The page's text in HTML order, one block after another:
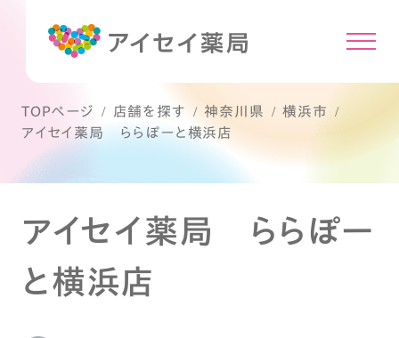
TOPページ 店舗を探す 神奈川県
横浜市
アイセイ薬局 ららぽーと横浜店
アイセイ薬局 ららぽー
と横浜店